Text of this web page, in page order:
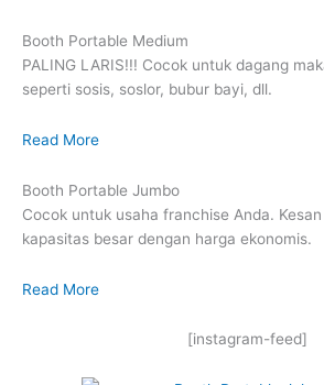
Booth Portable Medium
PALING LARIS!!! Cocok untuk dagang
seperti sosis, soslor, bubur bayi, dll.
Read More
Booth Portable Jumbo
Cocok untuk usaha franchise Anda.
kapasitas besar dengan harga ekonomis.
Read More
[instagram-feed]